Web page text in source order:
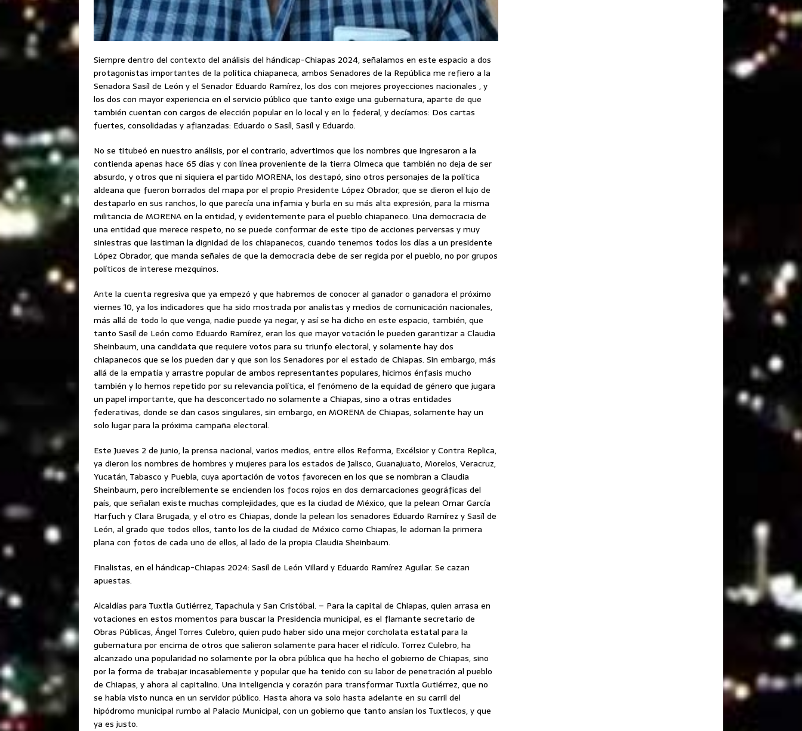
Siempre dentro del contexto del análisis del hándicap-Chiapas 2024, señalamos en este espacio a dos
protagonistas importantes de la política chiapaneca, ambos Senadores de la República me refiero a la
Senadora Sasíl de León y el Senador Eduardo Ramírez, los dos con mejores proyecciones nacionales , y
los dos con mayor experiencia en el servicio público que tanto exige una gubernatura, aparte de que
también cuentan con cargos de elección popular en lo local y en lo federal, y decíamos: Dos cartas
fuertes, consolidadas y afianzadas: Eduardo o Sasíl, Sasíl y Eduardo.
No se titubeó en nuestro análisis, por el contrario, advertimos que los nombres que ingresaron a la
contienda apenas hace 65 días y con línea proveniente de la tierra Olmeca que también no deja de ser
absurdo, y otros que ni siquiera el partido MORENA, los destapó, sino otros personajes de la política
aldeana que fueron borrados del mapa por el propio Presidente López Obrador, que se dieron el lujo de
destaparlo en sus ranchos, lo que parecía una infamia y burla en su más alta expresión, para la misma
militancia de MORENA en la entidad, y evidentemente para el pueblo chiapaneco. Una democracia de
una entidad que merece respeto, no se puede conformar de este tipo de acciones perversas y muy
siniestras que lastiman la dignidad de los chiapanecos, cuando tenemos todos los días a un presidente
López Obrador, que manda señales de que la democracia debe de ser regida por el pueblo, no por grupos
políticos de interese mezquinos.
Ante la cuenta regresiva que ya empezó y que habremos de conocer al ganador o ganadora el próximo
viernes 10, ya los indicadores que ha sido mostrada por analistas y medios de comunicación nacionales,
más allá de todo lo que venga, nadie puede ya negar, y así se ha dicho en este espacio, también, que
tanto Sasíl de León como Eduardo Ramírez, eran los que mayor votación le pueden garantizar a Claudia
Sheinbaum, una candidata que requiere votos para su triunfo electoral, y solamente hay dos
chiapanecos que se los pueden dar y que son los Senadores por el estado de Chiapas. Sin embargo, más
allá de la empatía y arrastre popular de ambos representantes populares, hicimos énfasis mucho
también y lo hemos repetido por su relevancia política, el fenómeno de la equidad de género que jugara
un papel importante, que ha desconcertado no solamente a Chiapas, sino a otras entidades
federativas, donde se dan casos singulares, sin embargo, en MORENA de Chiapas, solamente hay un
solo lugar para la próxima campaña electoral.
Este Jueves 2 de junio, la prensa nacional, varios medios, entre ellos Reforma, Excélsior y Contra Replica,
ya dieron los nombres de hombres y mujeres para los estados de Jalisco, Guanajuato, Morelos, Veracruz,
Yucatán, Tabasco y Puebla, cuya aportación de votos favorecen en los que se nombran a Claudia
Sheinbaum, pero increíblemente se encienden los focos rojos en dos demarcaciones geográficas del
país, que señalan existe muchas complejidades, que es la ciudad de México, que la pelean Omar García
Harfuch y Clara Brugada, y el otro es Chiapas, donde la pelean los senadores Eduardo Ramírez y Sasíl de
León, al grado que todos ellos, tanto los de la ciudad de México como Chiapas, le adornan la primera
plana con fotos de cada uno de ellos, al lado de la propia Claudia Sheinbaum.
Finalistas, en el hándicap-Chiapas 2024: Sasíl de León Villard y Eduardo Ramírez Aguilar. Se cazan
apuestas.
Alcaldías para Tuxtla Gutiérrez, Tapachula y San Cristóbal. – Para la capital de Chiapas, quien arrasa en
votaciones en estos momentos para buscar la Presidencia municipal, es el flamante secretario de
Obras Públicas, Ángel Torres Culebro, quien pudo haber sido una mejor corcholata estatal para la
gubernatura por encima de otros que salieron solamente para hacer el ridículo. Torrez Culebro, ha
alcanzado una popularidad no solamente por la obra pública que ha hecho el gobierno de Chiapas, sino
por la forma de trabajar incasablemente y popular que ha tenido con su labor de penetración al pueblo
de Chiapas, y ahora al capitalino. Una inteligencia y corazón para transformar Tuxtla Gutiérrez, que no
se había visto nunca en un servidor público. Hasta ahora va solo hasta adelante en su carril del
hipódromo municipal rumbo al Palacio Municipal, con un gobierno que tanto ansían los Tuxtlecos, y que
ya es justo.